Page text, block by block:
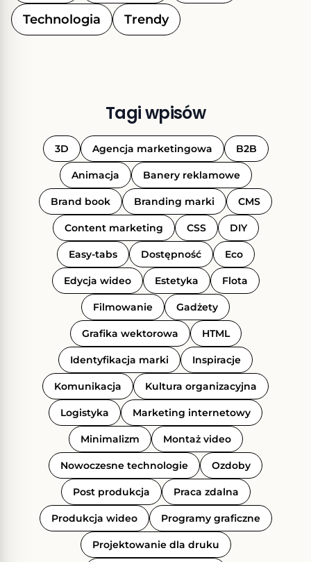
Technologia Trendy
Tagi wpisów
3D Agencja marketingowa B2B
Animacja Banery reklamowe
Brand book Branding marki CMS
Content marketing CSS DIY
Easy-tabs Dostępność Eco
Edycja wideo Estetyka Flota
Filmowanie Gadżety
Grafika wektorowa HTML
Identyfikacja marki Inspiracje
Komunikacja Kultura organizacyjna
Logistyka Marketing internetowy
Minimalizm Montaż video
Nowoczesne technologie Ozdoby
Post produkcja Praca zdalna
Produkcja wideo Programy graficzne
Projektowanie dla druku